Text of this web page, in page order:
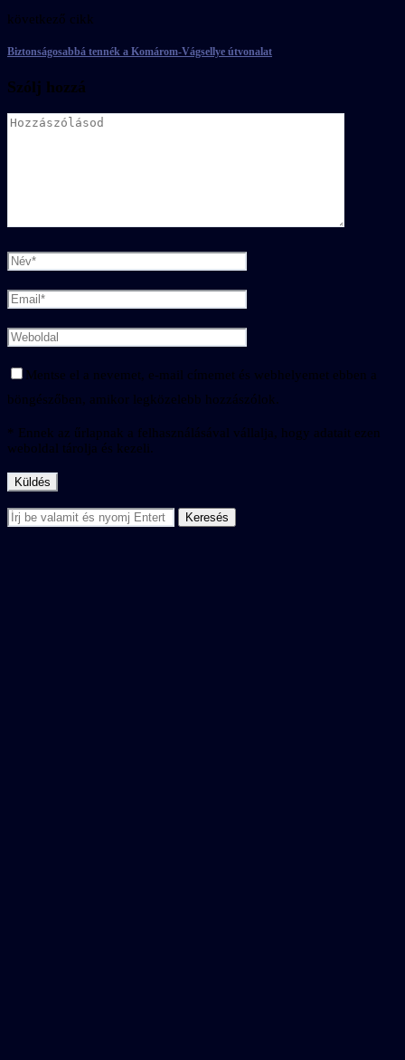
következő cikk
Biztonságosabbá tennék a Komárom-Vágsellye útvonalat
Szólj hozzá
Mentse el a nevemet, e-mail címemet és webhelyemet ebben a
böngészőben, amikor legközelebb hozzászólok.
* Ennek az űrlapnak a felhasználásával vállalja, hogy adatait ezen
weboldal tárolja és kezeli.